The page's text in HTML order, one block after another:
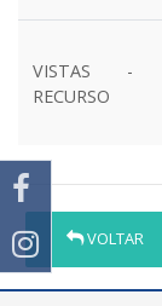
VISTAS -
RECURSO
VOLTAR